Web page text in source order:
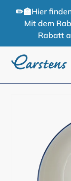
content
✏️🏫Hier finden
Mit dem
Rabatt